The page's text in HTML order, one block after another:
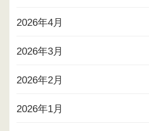
2026年4月
2026年3月
2026年2月
2026年1月